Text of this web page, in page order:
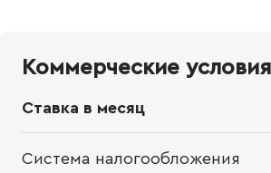
Коммерческие условия
Ставка в месяц
Система налогообложения